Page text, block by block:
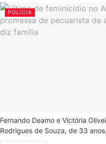
POLÍCIA
Fernando Deamo e Victória
Rodrigues de Souza, de 33